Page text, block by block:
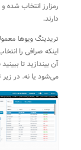
رمزارز انتخاب شده
دارند.
تریدینگ ویوها
اینکه صرافی را
آن بیندازید تا
می‌شود یا نه. در